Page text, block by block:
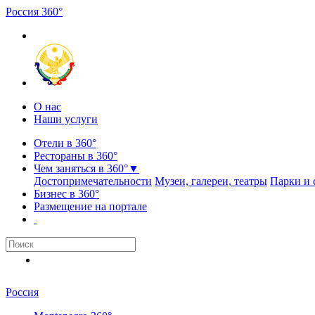
Россия 360°
О нас
Наши услуги
Отели в 360°
Рестораны в 360°
Чем заняться в 360°▼
Достопримечательности Музеи, галереи, театры Парки и
Бизнес в 360°
Размещение на портале
Россия